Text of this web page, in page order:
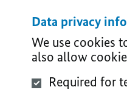
Data privacy
We use cookies
also allow
Required for